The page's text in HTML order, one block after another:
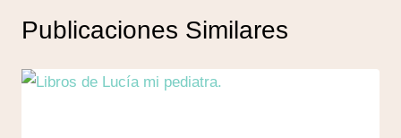
n
i
Publicaciones Similares